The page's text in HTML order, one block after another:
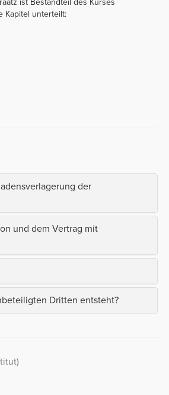
Kapitel unterteilt:
der
und dem Vertrag mit
Dritten entsteht?